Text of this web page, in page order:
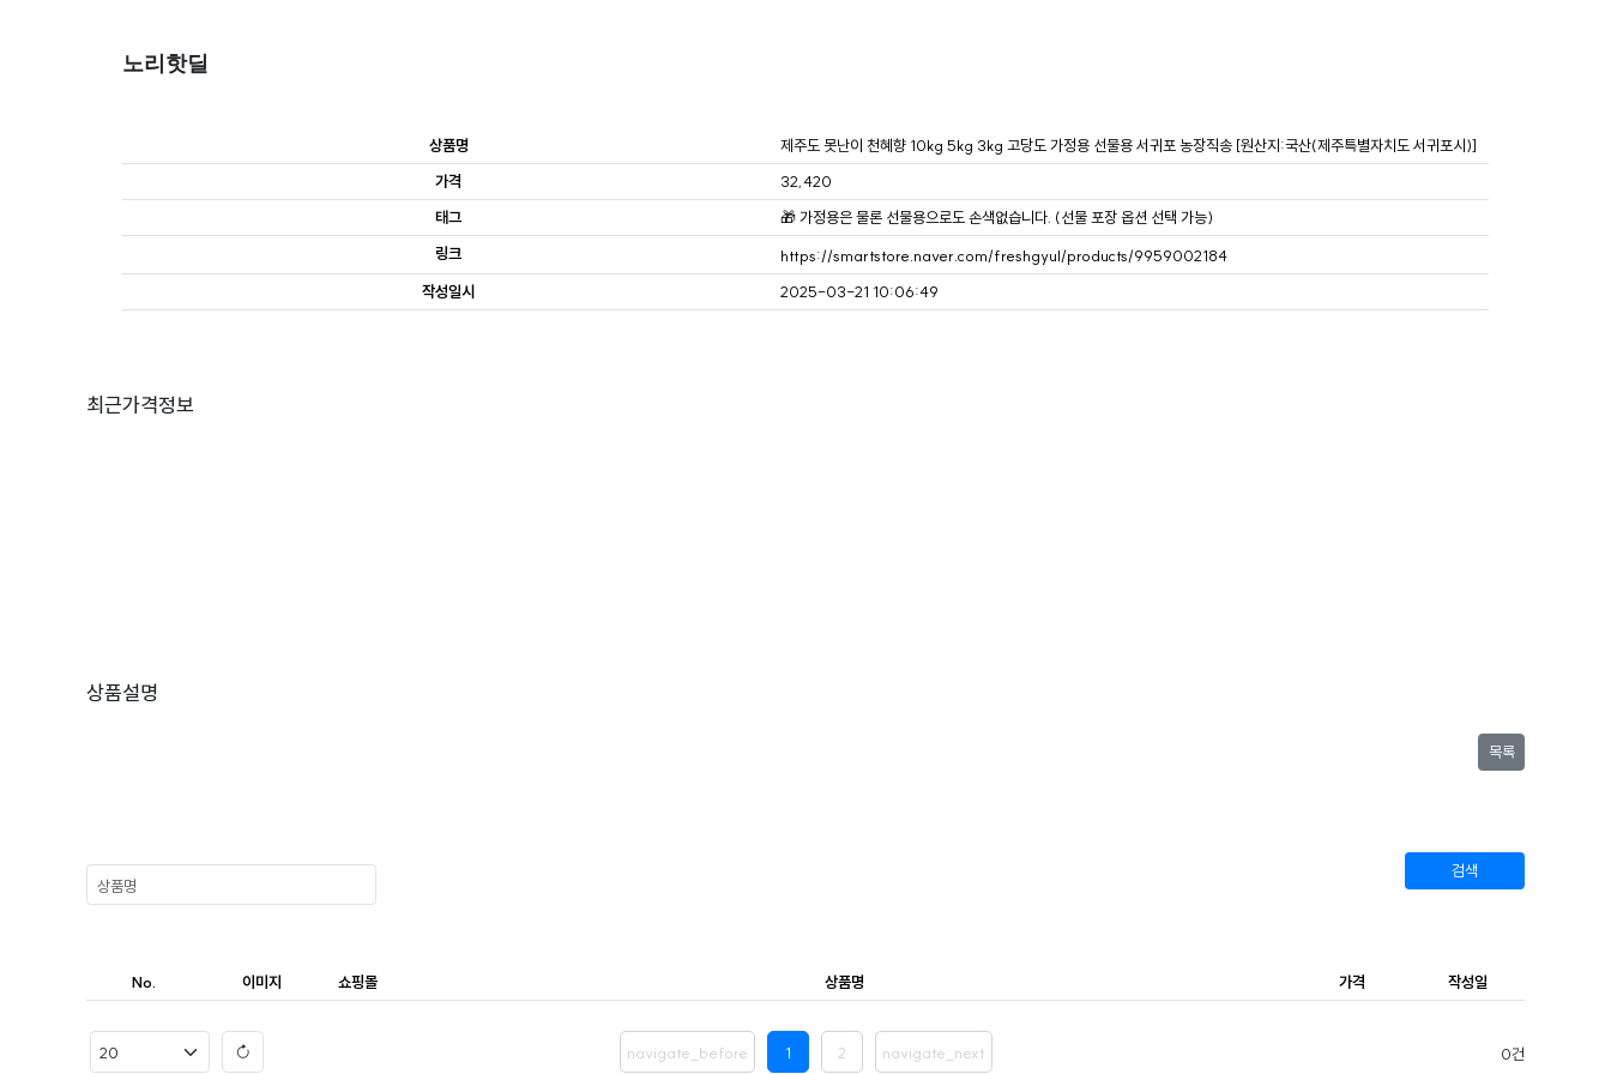
노리핫딜
상품명
제주도 못난이 천혜향 10kg 5kg 3kg 고당도 가정용 선물용 서귀포 농장직송 [원산지:국산(제주특별자치도 서귀포시)]
가격
32,420
태그
🎁 가정용은 물론 선물용으로도 손색없습니다. (선물 포장 옵션 선택 가능)
링크
https://smartstore.naver.com/freshgyul/products/9959002184
작성일시
2025-03-21 10:06:49
최근가격정보
상품설명
목록
검색
No. 이미지 쇼핑몰 상품명 가격 작성일
navigate_before 1 2 navigate_next 0